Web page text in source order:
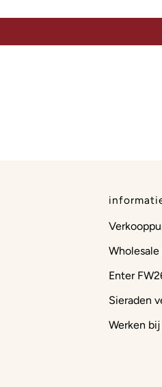
Wholesale
Enter
Sieraden
Werken bij